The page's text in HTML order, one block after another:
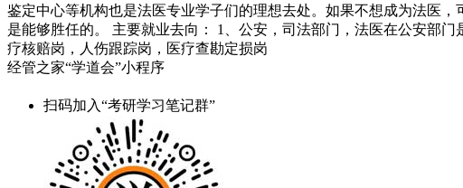
鉴定中心等机构也是法医专业学子们的理想去处。如果不想成为法医
是能够胜任的。 主要就业去向： 1、公安，司法部门，法医在公安部
疗核赔岗，人伤跟踪岗，医疗查勘定损岗
经管之家“学道会”小程序
扫码加入“考研学习笔记群”